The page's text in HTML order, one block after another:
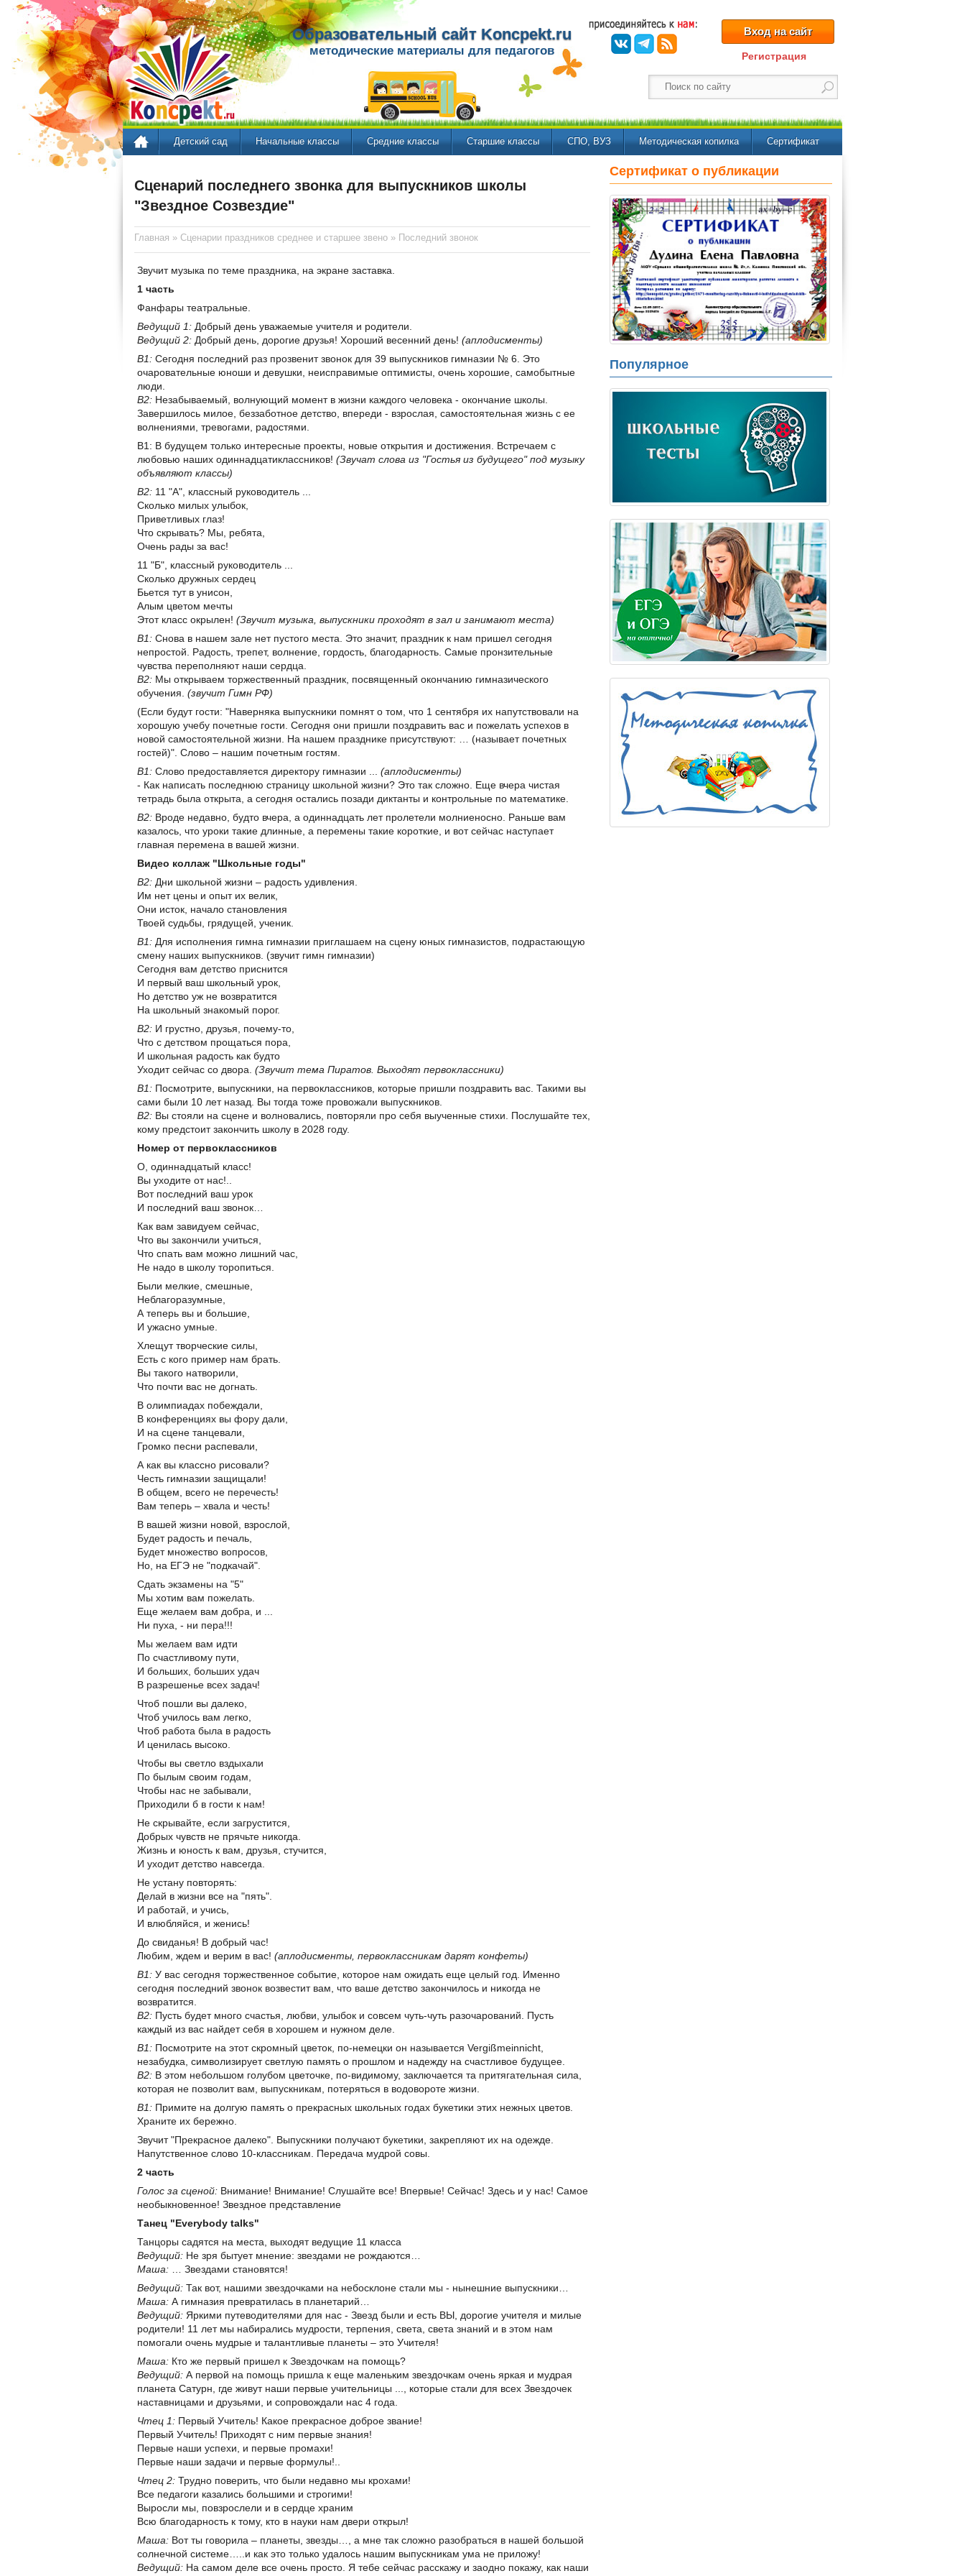
Образовательный сайт Koncpekt.ru
методические материалы для педагогов
Вход на сайт
Регистрация
Детский сад Начальные классы Средние классы Старшие классы СПО, ВУЗ Методическая копилка Сертификат
Сценарий последнего звонка для выпускников школы
"Звездное Созвездие"
Главная » Сценарии праздников среднее и старшее звено » Последний звонок
Звучит музыка по теме праздника, на экране заставка.
1 часть
Фанфары театральные.
Ведущий 1: Добрый день уважаемые учителя и родители.
Ведущий 2: Добрый день, дорогие друзья! Хороший весенний день! (аплодисменты)
В1: Сегодня последний раз прозвенит звонок для 39 выпускников гимназии № 6. Это
очаровательные юноши и девушки, неисправимые оптимисты, очень хорошие, самобытные
люди.
В2: Незабываемый, волнующий момент в жизни каждого человека - окончание школы.
Завершилось милое, беззаботное детство, впереди - взрослая, самостоятельная жизнь с ее
волнениями, тревогами, радостями.
В1: В будущем только интересные проекты, новые открытия и достижения. Встречаем с
любовью наших одиннадцатиклассников! (Звучат слова из "Гостья из будущего" под музыку
объявляют классы)
В2: 11 "А", классный руководитель ...
Сколько милых улыбок,
Приветливых глаз!
Что скрывать? Мы, ребята,
Очень рады за вас!
11 "Б", классный руководитель ...
Сколько дружных сердец
Бьется тут в унисон,
Алым цветом мечты
Этот класс окрылен! (Звучит музыка, выпускники проходят в зал и занимают места)
В1: Снова в нашем зале нет пустого места. Это значит, праздник к нам пришел сегодня
непростой. Радость, трепет, волнение, гордость, благодарность. Самые пронзительные
чувства переполняют наши сердца.
В2: Мы открываем торжественный праздник, посвященный окончанию гимназического
обучения. (звучит Гимн РФ)
(Если будут гости: "Наверняка выпускники помнят о том, что 1 сентября их напутствовали на
хорошую учебу почетные гости. Сегодня они пришли поздравить вас и пожелать успехов в
новой самостоятельной жизни. На нашем празднике присутствуют: … (называет почетных
гостей)". Слово – нашим почетным гостям.
В1: Слово предоставляется директору гимназии ... (аплодисменты)
- Как написать последнюю страницу школьной жизни? Это так сложно. Еще вчера чистая
тетрадь была открыта, а сегодня остались позади диктанты и контрольные по математике.
В2: Вроде недавно, будто вчера, а одиннадцать лет пролетели молниеносно. Раньше вам
казалось, что уроки такие длинные, а перемены такие короткие, и вот сейчас наступает
главная перемена в вашей жизни.
Видео коллаж "Школьные годы"
В2: Дни школьной жизни – радость удивления.
Им нет цены и опыт их велик,
Они исток, начало становления
Твоей судьбы, грядущей, ученик.
В1: Для исполнения гимна гимназии приглашаем на сцену юных гимназистов, подрастающую
смену наших выпускников. (звучит гимн гимназии)
Сегодня вам детство приснится
И первый ваш школьный урок,
Но детство уж не возвратится
На школьный знакомый порог.
В2: И грустно, друзья, почему-то,
Что с детством прощаться пора,
И школьная радость как будто
Уходит сейчас со двора. (Звучит тема Пиратов. Выходят первоклассники)
В1: Посмотрите, выпускники, на первоклассников, которые пришли поздравить вас. Такими вы
сами были 10 лет назад. Вы тогда тоже провожали выпускников.
В2: Вы стояли на сцене и волновались, повторяли про себя выученные стихи. Послушайте тех,
кому предстоит закончить школу в 2028 году.
Номер от первоклассников
О, одиннадцатый класс!
Вы уходите от нас!..
Вот последний ваш урок
И последний ваш звонок…
Как вам завидуем сейчас,
Что вы закончили учиться,
Что спать вам можно лишний час,
Не надо в школу торопиться.
Были мелкие, смешные,
Неблагоразумные,
А теперь вы и большие,
И ужасно умные.
Хлещут творческие силы,
Есть с кого пример нам брать.
Вы такого натворили,
Что почти вас не догнать.
В олимпиадах побеждали,
В конференциях вы фору дали,
И на сцене танцевали,
Громко песни распевали,
А как вы классно рисовали?
Честь гимназии защищали!
В общем, всего не перечесть!
Вам теперь – хвала и честь!
В вашей жизни новой, взрослой,
Будет радость и печаль,
Будет множество вопросов,
Но, на ЕГЭ не "подкачай".
Сдать экзамены на "5"
Мы хотим вам пожелать.
Еще желаем вам добра, и ...
Ни пуха, - ни пера!!!
Мы желаем вам идти
По счастливому пути,
И больших, больших удач
В разрешенье всех задач!
Чтоб пошли вы далеко,
Чтоб училось вам легко,
Чтоб работа была в радость
И ценилась высоко.
Чтобы вы светло вздыхали
По былым своим годам,
Чтобы нас не забывали,
Приходили б в гости к нам!
Не скрывайте, если загрустится,
Добрых чувств не прячьте никогда.
Жизнь и юность к вам, друзья, стучится,
И уходит детство навсегда.
Не устану повторять:
Делай в жизни все на "пять".
И работай, и учись,
И влюбляйся, и женись!
До свиданья! В добрый час!
Любим, ждем и верим в вас! (аплодисменты, первоклассникам дарят конфеты)
В1: У вас сегодня торжественное событие, которое нам ожидать еще целый год. Именно
сегодня последний звонок возвестит вам, что ваше детство закончилось и никогда не
возвратится.
В2: Пусть будет много счастья, любви, улыбок и совсем чуть-чуть разочарований. Пусть
каждый из вас найдет себя в хорошем и нужном деле.
В1: Посмотрите на этот скромный цветок, по-немецки он называется Vergißmeinnicht,
незабудка, символизирует светлую память о прошлом и надежду на счастливое будущее.
В2: В этом небольшом голубом цветочке, по-видимому, заключается та притягательная сила,
которая не позволит вам, выпускникам, потеряться в водовороте жизни.
В1: Примите на долгую память о прекрасных школьных годах букетики этих нежных цветов.
Храните их бережно.
Звучит "Прекрасное далеко". Выпускники получают букетики, закрепляют их на одежде.
Напутственное слово 10-классникам. Передача мудрой совы.
2 часть
Голос за сценой: Внимание! Внимание! Слушайте все! Впервые! Сейчас! Здесь и у нас! Самое
необыкновенное! Звездное представление
Танец "Everybody talks"
Танцоры садятся на места, выходят ведущие 11 класса
Ведущий: Не зря бытует мнение: звездами не рождаются…
Маша: … Звездами становятся!
Ведущий: Так вот, нашими звездочками на небосклоне стали мы - нынешние выпускники…
Маша: А гимназия превратилась в планетарий…
Ведущий: Яркими путеводителями для нас - Звезд были и есть ВЫ, дорогие учителя и милые
родители! 11 лет мы набирались мудрости, терпения, света, света знаний и в этом нам
помогали очень мудрые и талантливые планеты – это Учителя!
Маша: Кто же первый пришел к Звездочкам на помощь?
Ведущий: А первой на помощь пришла к еще маленьким звездочкам очень яркая и мудрая
планета Сатурн, где живут наши первые учительницы ..., которые стали для всех Звездочек
наставницами и друзьями, и сопровождали нас 4 года.
Чтец 1: Первый Учитель! Какое прекрасное доброе звание!
Первый Учитель! Приходят с ним первые знания!
Первые наши успехи, и первые промахи!
Первые наши задачи и первые формулы!..
Чтец 2: Трудно поверить, что были недавно мы крохами!
Все педагоги казались большими и строгими!
Выросли мы, повзрослели и в сердце храним
Всю благодарность к тому, кто в науки нам двери открыл!
Маша: Вот ты говорила – планеты, звезды…, а мне так сложно разобраться в нашей большой
солнечной системе…..и как это только удалось нашим выпускникам ума не приложу!
Ведущий: На самом деле все очень просто. Я тебе сейчас расскажу и заодно покажу, как наши
Сертификат о публикации
Популярное